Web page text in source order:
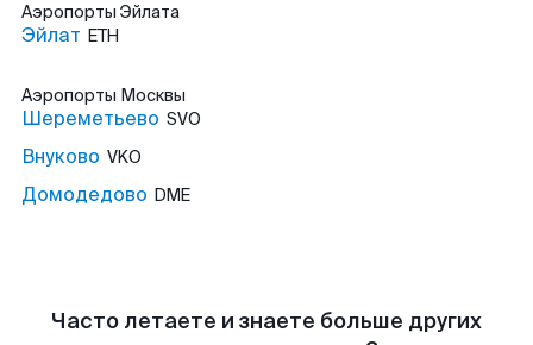
Аэропорты Эйлата
Эйлат ETH
Аэропорты Москвы
Шереметьево SVO
Внуково VKO
Домодедово DME
Часто летаете и знаете больше других